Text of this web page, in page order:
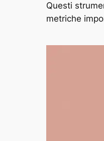
Questi
metriche